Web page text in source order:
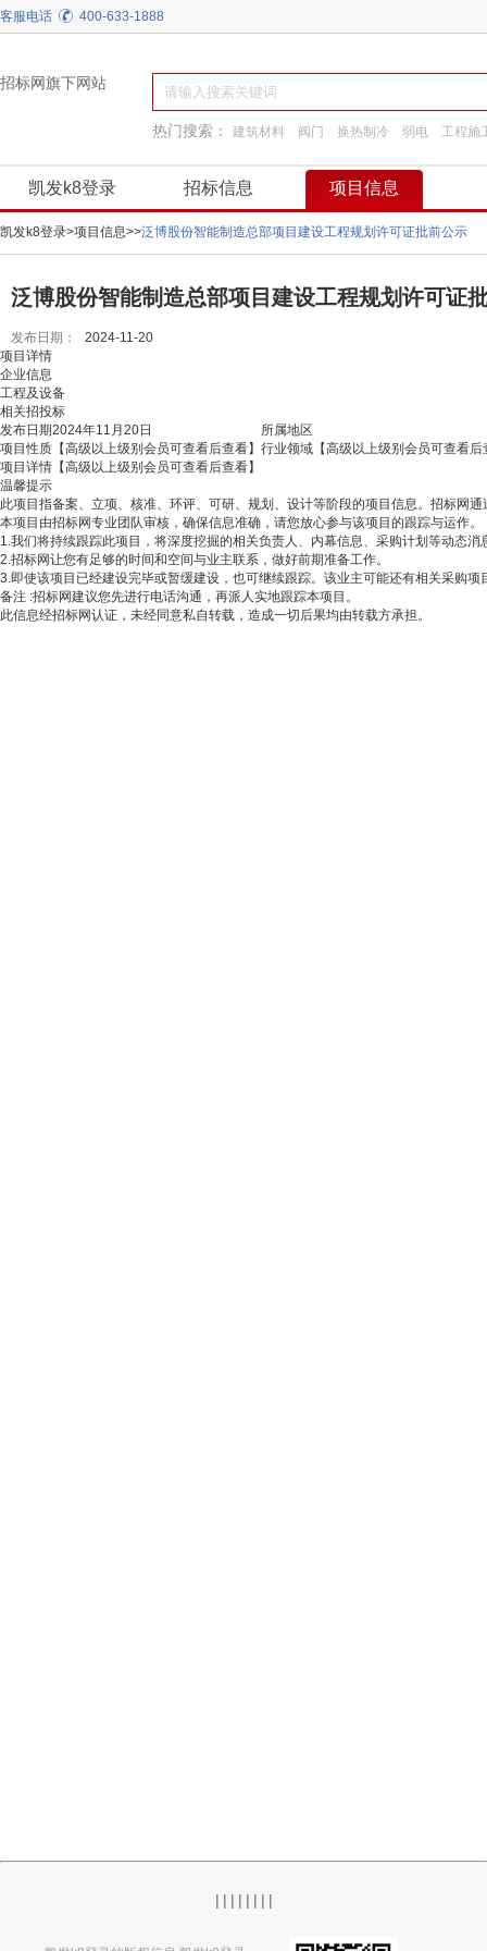
客服电话 400-633-1888
招标网旗下网站
热门搜索： 建筑材料 阀门 换热制冷 弱电
工程施
凯发k8登录 招标信息 项目信息
凯发k8登录>项目信息>>泛博股份智能制造总部项目建设工程规划许可证批前公示
泛博股份智能制造总部项目建设工程规划许可证
发布日期：
2024-11-20
项目详情
企业信息
工程及设备
相关招投标
发布日期2024年11月20日
所属地区
项目性质 【高级以上级别会员可查看后查看】 行业领域 【高级以上级别会员可查看后
项目详情 【高级以上级别会员可查看后查看】
温馨提示
此项目指备案、立项、核准、环评、可研、规划、设计等阶段的项目信息。招标网
本项目由招标网专业团队审核，确保信息准确，请您放心参与该项目的跟踪与运作。
1.我们将持续跟踪此项目，将深度挖掘的相关负责人、内幕信息、采购计划等动态
2.招标网让您有足够的时间和空间与业主联系，做好前期准备工作。
3.即使该项目已经建设完毕或暂缓建设，也可继续跟踪。该业主可能还有相关采购
备注 :招标网建议您先进行电话沟通，再派人实地跟踪本项目。
此信息经招标网认证，未经同意私自转载，造成一切后果均由转载方承担。
| | | | | | | |